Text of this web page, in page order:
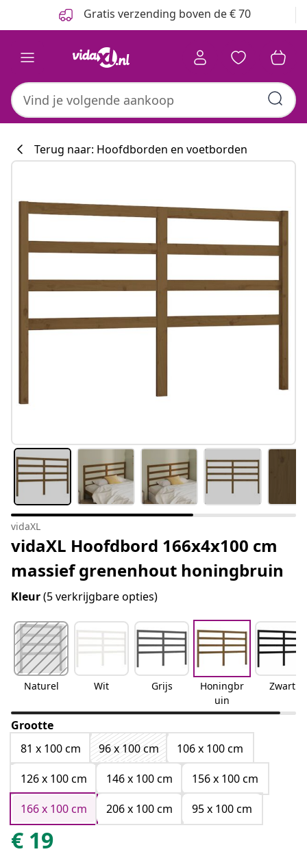
Gratis verzending boven de € 70
Terug naar: Hoofdborden en voetborden
vidaXL
vidaXL Hoofdbord 166x4x100 cm
massief grenenhout honingbruin
Kleur(5 verkrijgbare opties)
Naturel Wit Grijs
Honingbr
uin
Zwart
Grootte
81 x 100 cm
96 x 100 cm
106 x 100 cm
126 x 100 cm
146 x 100 cm
156 x 100 cm
166 x 100 cm
206 x 100 cm 95 x 100 cm
€ 19